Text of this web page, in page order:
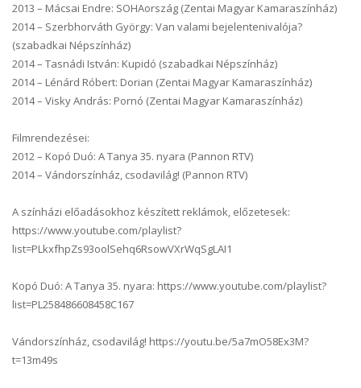
2013 – Mácsai Endre: SOHAország (Zentai Magyar Kamaraszínház)
2014 – Szerbhorváth György: Van valami bejelentenivalója?
(szabadkai Népszínház)
2014 – Tasnádi István: Kupidó (szabadkai Népszínház)
2014 – Lénárd Róbert: Dorian (Zentai Magyar Kamaraszínház)
2014 – Visky András: Pornó (Zentai Magyar Kamaraszínház)
Filmrendezései:
2012 – Kopó Duó: A Tanya 35. nyara (Pannon RTV)
2014 – Vándorszínház, csodavilág! (Pannon RTV)
A színházi előadásokhoz készített reklámok, előzetesek:
https://www.youtube.com/playlist?
list=PLkxfhpZs93oolSehq6RsowVXrWqSgLAI1
Kopó Duó: A Tanya 35. nyara: https://www.youtube.com/playlist?
list=PL258486608458C167
Vándorszínház, csodavilág! https://youtu.be/5a7mO58Ex3M?
t=13m49s